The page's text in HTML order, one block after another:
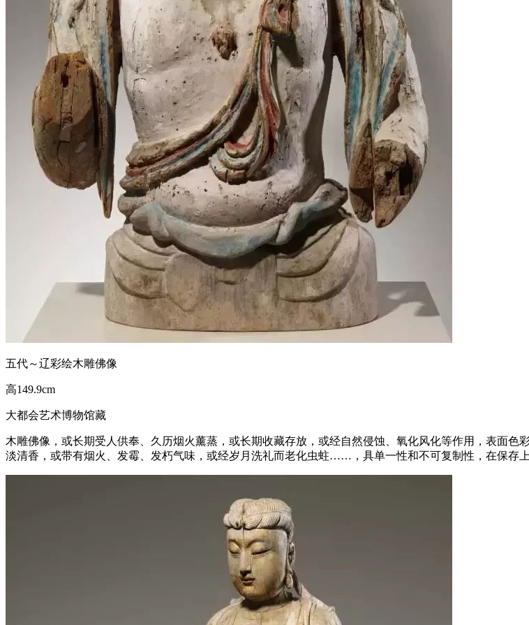
五代～辽彩绘木雕佛像
高149.9cm
大都会艺术博物馆藏
木雕佛像，或长期受人供奉、久历烟火薰蒸，或长期收藏存放，或经自然侵蚀、氧化风化等作用，表面
淡清香，或带有烟火、发霉、发朽气味，或经岁月洗礼而老化虫蛀……，具单一性和不可复制性，在保存